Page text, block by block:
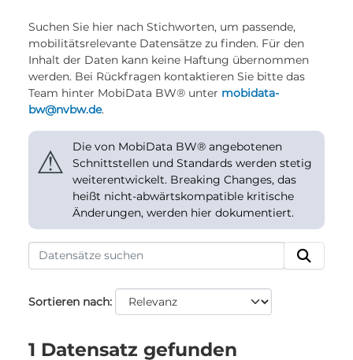
Suchen Sie hier nach Stichworten, um passende,
mobilitätsrelevante Datensätze zu finden. Für den
Inhalt der Daten kann keine Haftung übernommen
werden. Bei Rückfragen kontaktieren Sie bitte das
Team hinter MobiData BW® unter mobidata-
bw@nvbw.de.
⚠
Die von MobiData BW® angebotenen
Schnittstellen und Standards werden stetig
weiterentwickelt. Breaking Changes, das
heißt nicht-abwärtskompatible kritische
Änderungen, werden hier dokumentiert.
Sortieren nach
1 Datensatz gefunden